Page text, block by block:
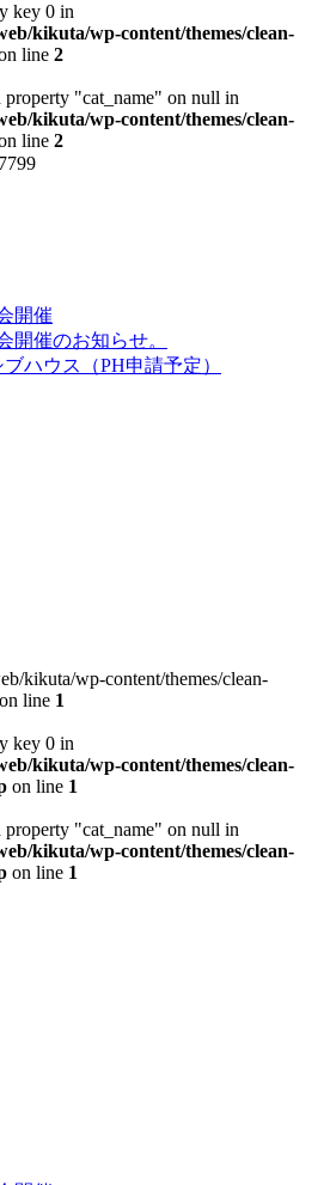
key 0 in
kikuta/wp-content/themes/clean-
line 2
property "cat_name" on null in
kikuta/wp-content/themes/clean-
line 2
7799
開催
開催のお知らせ。
ハウス（PH申請予定）
kikuta/wp-content/themes/clean-
line 1
key 0 in
kikuta/wp-content/themes/clean-
on line 1
property "cat_name" on null in
kikuta/wp-content/themes/clean-
on line 1